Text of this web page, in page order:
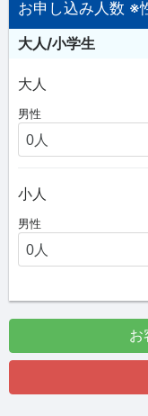
お申し込み人数 ※
大人/小学生
大人
男性
小人
男性
お